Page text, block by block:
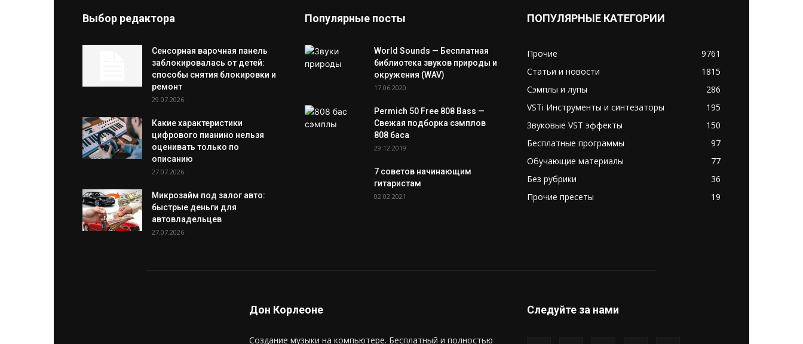
Выбор редактора
Сенсорная варочная панель
заблокировалась от детей:
способы снятия блокировки и
ремонт
29.07.2026
Какие характеристики
цифрового пианино нельзя
оценивать только по
описанию
27.07.2026
Микрозайм под залог авто:
быстрые деньги для
автовладельцев
27.07.2026
Популярные посты
World Sounds — Бесплатная
библиотека звуков природы и
окружения (WAV)
17.06.2020
Permich 50 Free 808 Bass —
Свежая подборка сэмплов
808 баса
29.12.2019
7 советов начинающим
гитаристам
02.02.2021
ПОПУЛЯРНЫЕ КАТЕГОРИИ
Прочие
9761
Статьи и новости
1815
Сэмплы и лупы
286
VSTi Инструменты и синтезаторы
195
Звуковые VST эффекты
150
Бесплатные программы
97
Обучающие материалы
77
Без рубрики
36
Прочие пресеты
19
Дон Корлеоне
Создание музыки на компьютере. Бесплатный и полностью
Следуйте за нами